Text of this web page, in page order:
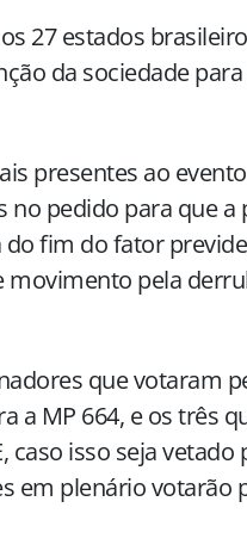
27 estados
da sociedade
presentes ao
pedido para que a
fim do fator
movimento pela
que votaram
a MP 664, e os três
isso seja vetado
em plenário votarão